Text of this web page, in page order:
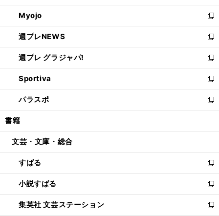
開
く
ウ
で
開
く
ン
ド
ウ
で
開
く
ウ
ィ
ン
ド
ウ
で
開
く
Myojo
新
し
い
ウ
ィ
ン
ド
ウ
で
開
週プレNEWS
新
し
い
ウ
ィ
ン
ド
ウ
開
週プレ グラジャパ!
新
し
い
ウ
ィ
ン
ウ
開
く
Sportiva
新
し
い
ウ
ン
ウ
で
開
く
パラスポ
新
し
ウ
ン
ド
ウ
で
開
く
書籍
文芸・文庫・総合
すばる
新
し
い
ウ
ィ
小説すばる
新
し
い
集英社 文芸ステーション
新